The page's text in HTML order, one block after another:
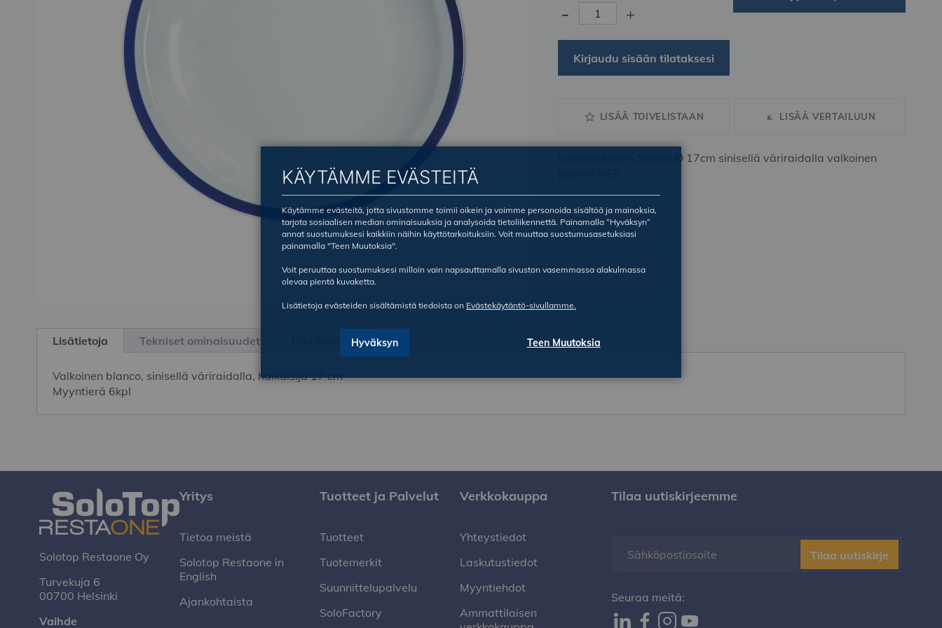
- +
Kirjaudu sisään tilataksesi
LISÄÄ TOIVELISTAAN LISÄÄ VERTAILUUN
Leipälautanen Scandi Ø 17cm sinisellä väriraidalla valkoinen
to
Lisätietoja
Valkoinen blanco, sinisellä väriraidalla, halkaisija 17 cm
Myyntierä 6kpl
Tekniset ominaisuudet Liitetiedostot
Solotop Restaone Oy
Turvekuja 6
00700 Helsinki
Vaihde
Yritys
Tietoa meistä
Solotop Restaone in
English
Ajankohtaista
Tuotteet ja Palvelut
Tuotteet
Tuotemerkit
Suunnittelupalvelu
SoloFactory
Verkkokauppa
Yhteystiedot
Laskutustiedot
Myyntiehdot
Ammattilaisen
Tilaa uutiskirjeemme
Tilaa uutiskirje
Seuraa meitä:
KÄYTÄMME EVÄSTEITÄ
Käytämme evästeitä, jotta sivustomme toimii oikein ja voimme personoida sisältöä ja mainoksia,
tarjota sosiaalisen median ominaisuuksia ja analysoida tietoliikennettä. Painamalla ”Hyväksyn”
annat suostumuksesi kaikkiin näihin käyttötarkoituksiin. Voit muuttaa suostumusasetuksiasi
painamalla "Teen Muutoksia".
Voit peruuttaa suostumuksesi milloin vain napsauttamalla sivuston vasemmassa alakulmassa
olevaa pientä kuvaketta.
Lisätietoja evästeiden sisältämistä tiedoista on Evästekäytäntö-sivullamme.
Hyväksyn Teen Muutoksia